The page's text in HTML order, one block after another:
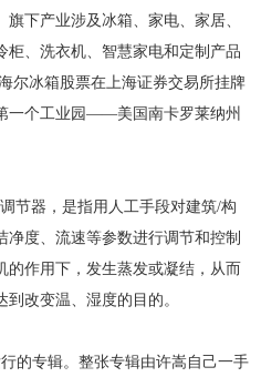
下产业涉及冰箱、家电、家居、
柜、洗衣机、智慧家电和定制产品
尔冰箱股票在上海证券交易所挂牌
一个工业园——美国南卡罗莱纳州
节器，是指用人工手段对建筑/构
度、流速等参数进行调节和控制
的作用下，发生蒸发或凝结，从而
改变温、湿度的目的。
的专辑。整张专辑由许嵩自己一手